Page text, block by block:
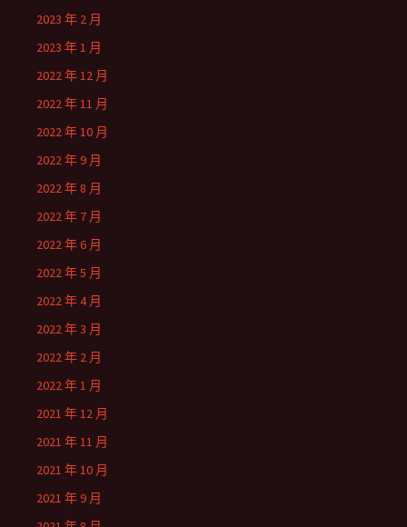
2023 年 2 月
2023 年 1 月
2022 年 12 月
2022 年 11 月
2022 年 10 月
2022 年 9 月
2022 年 8 月
2022 年 7 月
2022 年 6 月
2022 年 5 月
2022 年 4 月
2022 年 3 月
2022 年 2 月
2022 年 1 月
2021 年 12 月
2021 年 11 月
2021 年 10 月
2021 年 9 月